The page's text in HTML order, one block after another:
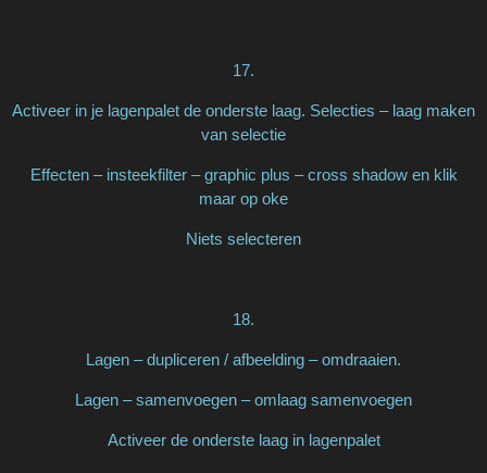
17.
Activeer in je lagenpalet de onderste laag. Selecties – laag maken
van selectie
Effecten – insteekfilter – graphic plus – cross shadow en klik
maar op oke
Niets selecteren
18.
Lagen – dupliceren / afbeelding – omdraaien.
Lagen – samenvoegen – omlaag samenvoegen
Activeer de onderste laag in lagenpalet